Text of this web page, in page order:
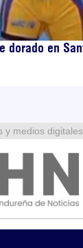
dorado en
y medios digitales